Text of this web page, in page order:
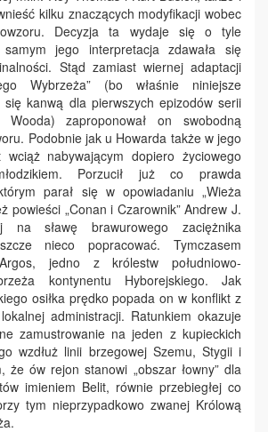
kilku znaczących modyfikacji wobec
Decyzja ta wydaje się o tyle
jego interpretacja zdawała się
Stąd zamiast wiernej adaptacji
Wybrzeża” (bo właśnie niniejsze
się kanwą dla pierwszych epizodów serii
Wooda) zaproponował on swobodną
Podobnie jak u Howarda także w jego
nabywającym dopiero życiowego
Porzucił już co prawda
parał się w opowiadaniu „Wieża
powieści „Conan i Czarownik” Andrew J.
na sławę brawurowego zaciężnika
nieco popracować. Tymczasem
jedno z królestw południowo-
kontynentu Hyborejskiego. Jak
osiłka prędko popada on w konflikt z
administracji. Ratunkiem okazuje
zamustrowanie na jeden z kupieckich
wzdłuż linii brzegowej Szemu, Stygii i
że ów rejon stanowi „obszar łowny” dla
imieniem Belit, równie przebiegłej co
tym nieprzypadkowo zwanej Królową